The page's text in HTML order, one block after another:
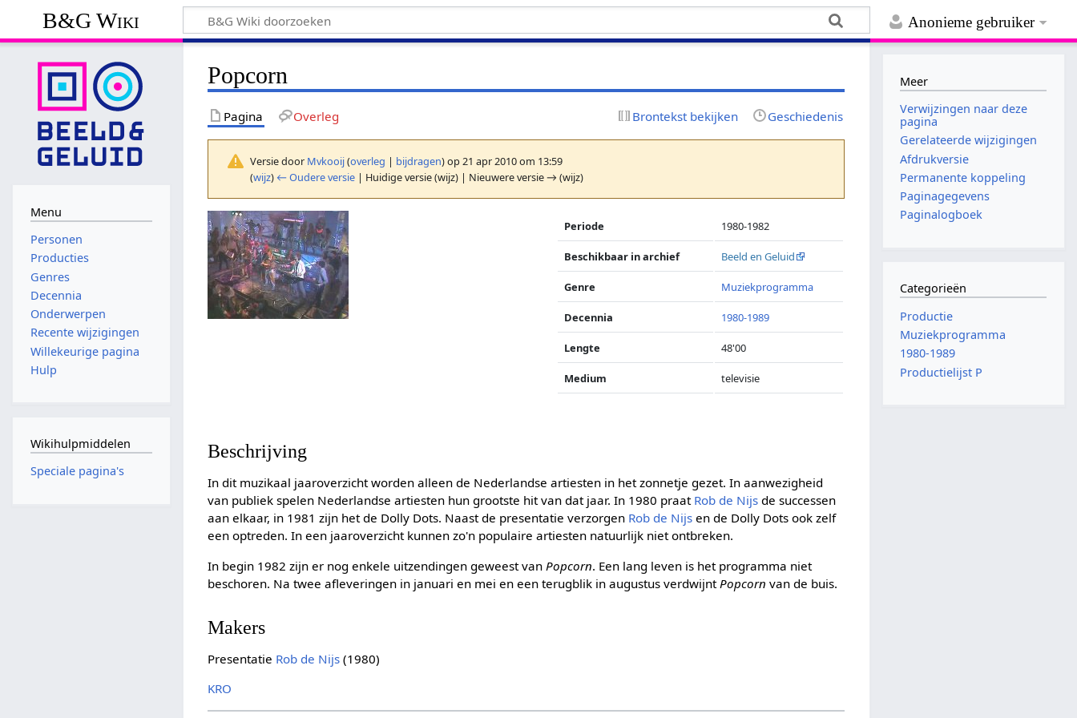
Anonieme gebruiker
B&G Wiki
Popcorn
Pagina Overleg Brontekst bekijken Geschiedenis
Versie door Mvkooij(overleg | bijdragen)op 21 apr 2010 om 13:59
(wijz) ← Oudere versie | Huidige versie (wijz) | Nieuwere versie → (wijz)
Periode 1980-1982
Beschikbaar in archief Beeld en Geluid
Genre Muziekprogramma
Decennia 1980-1989
Lengte 48'00
Medium televisie
Beschrijving
In dit muzikaal jaaroverzicht worden alleen de Nederlandse artiesten in het zonnetje gezet. In aanwezigheid
van publiek spelen Nederlandse artiesten hun grootste hit van dat jaar. In 1980 praat Rob de Nijs de successen
aan elkaar, in 1981 zijn het de Dolly Dots. Naast de presentatie verzorgen Rob de Nijs en de Dolly Dots ook zelf
een optreden. In een jaaroverzicht kunnen zo'n populaire artiesten natuurlijk niet ontbreken.
In begin 1982 zijn er nog enkele uitzendingen geweest van Popcorn. Een lang leven is het programma niet
beschoren. Na twee afleveringen in januari en mei en een terugblik in augustus verdwijnt Popcorn van de buis.
Makers
Presentatie Rob de Nijs (1980)
KRO
Menu
Personen
Producties
Genres
Decennia
Onderwerpen
Recente wijzigingen
Willekeurige pagina
Hulp
Wikihulpmiddelen
Speciale pagina's
Meer
Verwijzingen naar deze
pagina
Gerelateerde wijzigingen
Afdrukversie
Permanente koppeling
Paginagegevens
Paginalogboek
Categorieën
Productie
Muziekprogramma
1980-1989
Productielijst P